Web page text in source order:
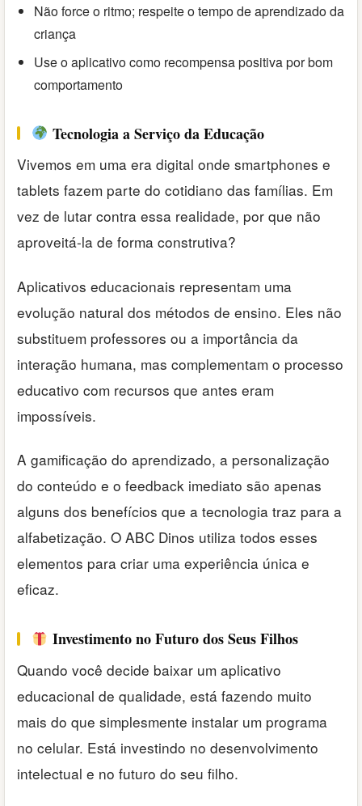
Não force o ritmo; respeite o tempo de aprendizado da
criança
Use o aplicativo como recompensa positiva por bom
comportamento
Tecnologia a Serviço da Educação
Vivemos em uma era digital onde smartphones e
tablets fazem parte do cotidiano das famílias. Em
vez de lutar contra essa realidade, por que não
aproveitá-la de forma construtiva?
Aplicativos educacionais representam uma
evolução natural dos métodos de ensino. Eles não
substituem professores ou a importância da
interação humana, mas complementam o processo
educativo com recursos que antes eram
impossíveis.
A gamificação do aprendizado, a personalização
do conteúdo e o feedback imediato são apenas
alguns dos benefícios que a tecnologia traz para a
alfabetização. O ABC Dinos utiliza todos esses
elementos para criar uma experiência única e
eficaz.
Investimento no Futuro dos Seus Filhos
Quando você decide baixar um aplicativo
educacional de qualidade, está fazendo muito
mais do que simplesmente instalar um programa
no celular. Está investindo no desenvolvimento
intelectual e no futuro do seu filho.